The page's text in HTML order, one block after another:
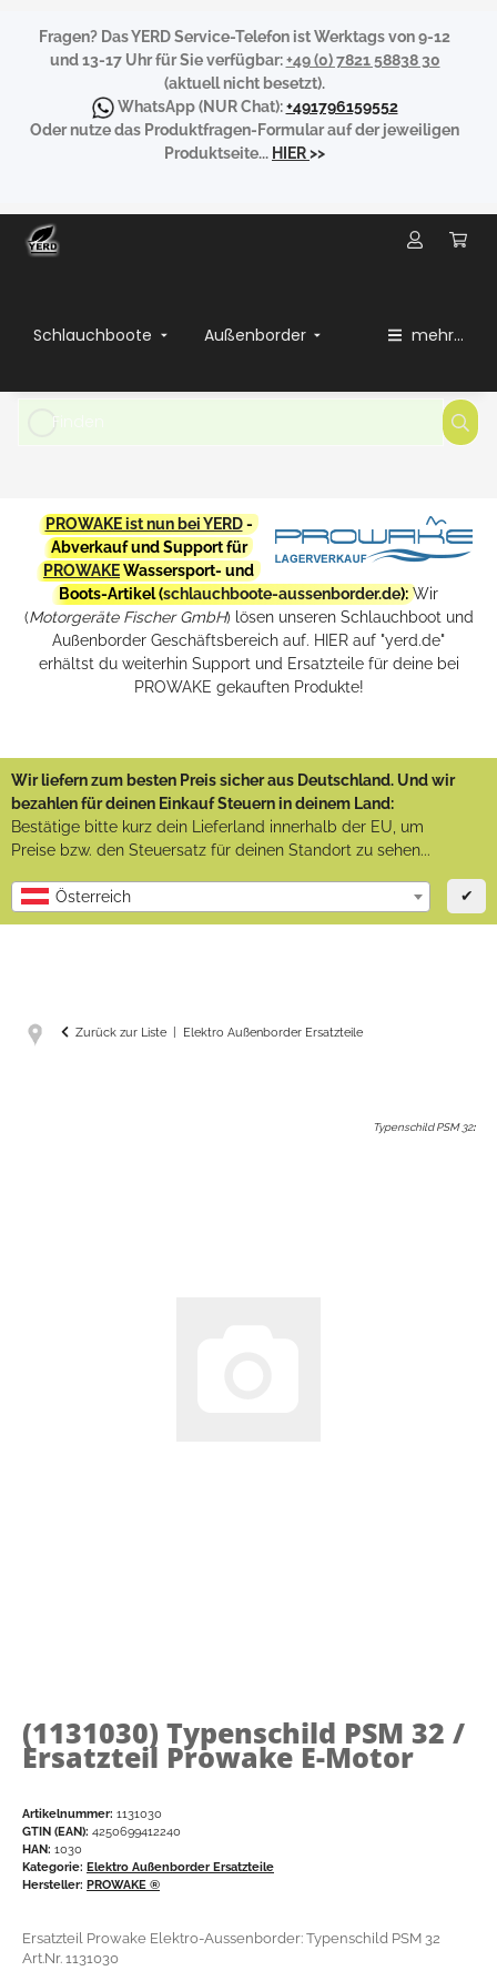
Fragen? Das YERD Service-Telefon ist Werktags von 9-12
und 13-17 Uhr für Sie verfügbar:+49 (0) 7821 58838 30
(aktuell nicht besetzt).
WhatsApp(NUR Chat):+491796159552
Oder nutze das Produktfragen-Formular auf der jeweiligen
Produktseite... HIER>>
Schlauchboote Außenborder mehr...
PROWAKE ist nun bei YERD-
Abverkauf und Support für
PROWAKEWassersport- und
Boots-Artikel (schlauchboote-aussenborder.de): Wir
(Motorgeräte Fischer GmbH) lösen unseren Schlauchboot und
Außenborder Geschäftsbereich auf. HIER auf "yerd.de"
erhältst du weiterhin Support und Ersatzteile für deine bei
PROWAKE gekauften Produkte!
Wir liefern zum besten Preis sicher aus Deutschland. Und wir
bezahlen für deinen Einkauf Steuern in deinem Land:
Bestätige bitte kurz dein Lieferland innerhalb der EU, um
Preise bzw. den Steuersatz für deinen Standort zu sehen...
Österreich ✔
Zurück zur Liste Elektro Außenborder Ersatzteile
Typenschild PSM 32:
(1131030) Typenschild PSM 32 /
Ersatzteil Prowake E-Motor
Artikelnummer: 1131030
GTIN (EAN): 4250699412240
HAN: 1030
Kategorie: Elektro Außenborder Ersatzteile
Hersteller: PROWAKE ®
Ersatzteil Prowake Elektro-Aussenborder: Typenschild PSM 32
Art.Nr. 1131030